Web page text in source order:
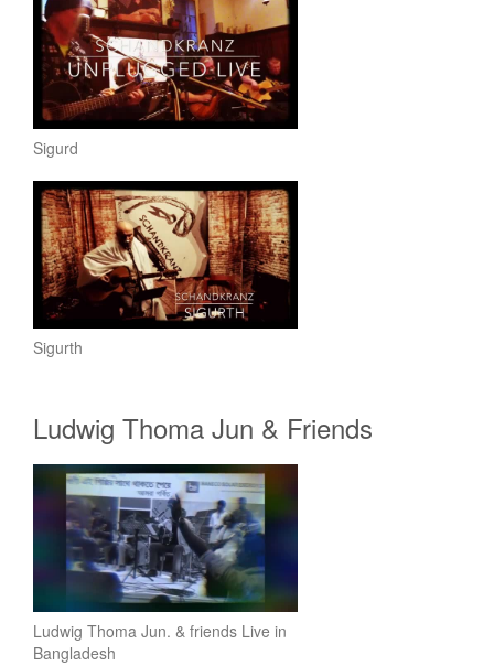
Sigurd
Sigurth
Ludwig Thoma Jun & Friends
Ludwig Thoma Jun. & friends Live in
Bangladesh